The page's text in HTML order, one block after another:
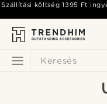
Keresés
Szállítási költség1395 Ft